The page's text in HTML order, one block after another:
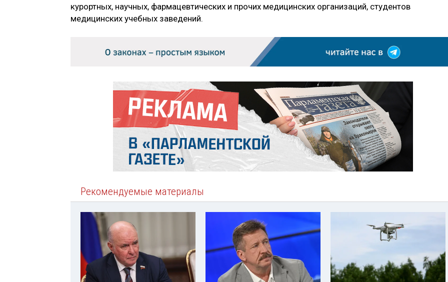
курортных, научных, фармацевтических и прочих медицинских организаций, студентов
медицинских учебных заведений.
Рекомендуемые материалы